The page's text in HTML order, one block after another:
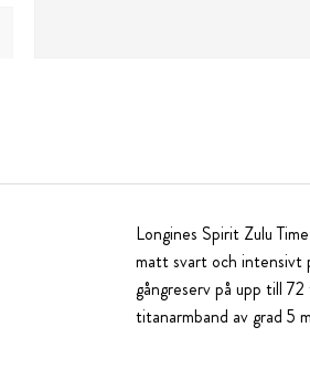
Longines Spirit Zulu
matt svart och intensivt
gångreserv på upp till
titanarmband av grad 5